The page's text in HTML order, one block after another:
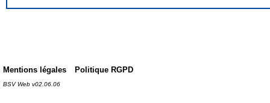
Mentions légales Politique RGPD
BSV Web v02.06.06